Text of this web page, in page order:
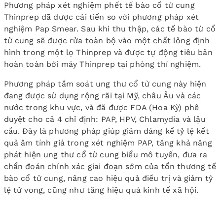
Phương pháp xét nghiệm phết tế bào cổ tử cung
Thinprep đã được cải tiến so với phương pháp xét
nghiệm Pap Smear. Sau khi thu thập, các tế bào từ cổ
tử cung sẽ được rửa toàn bộ vào một chất lỏng định
hình trong một lọ Thinprep và được tự động tiêu bản
hoàn toàn bởi máy Thinprep tại phòng thí nghiệm.
Phương pháp tầm soát ung thư cổ tử cung này hiện
đang được sử dụng rộng rãi tại Mỹ, châu Âu và các
nước trong khu vực, và đã được FDA (Hoa Kỳ) phê
duyệt cho cả 4 chỉ định: PAP, HPV, Chlamydia và lậu
cầu. Đây là phương pháp giúp giảm đáng kể tỷ lệ kết
quả âm tính giả trong xét nghiệm PAP, tăng khả năng
phát hiện ung thư cổ tử cung biểu mô tuyến, đưa ra
chẩn đoán chính xác giai đoạn sớm của tổn thương tế
bào cổ tử cung, nâng cao hiệu quả điều trị và giảm tỷ
lệ tử vong, cũng như tăng hiệu quả kinh tế xã hội.